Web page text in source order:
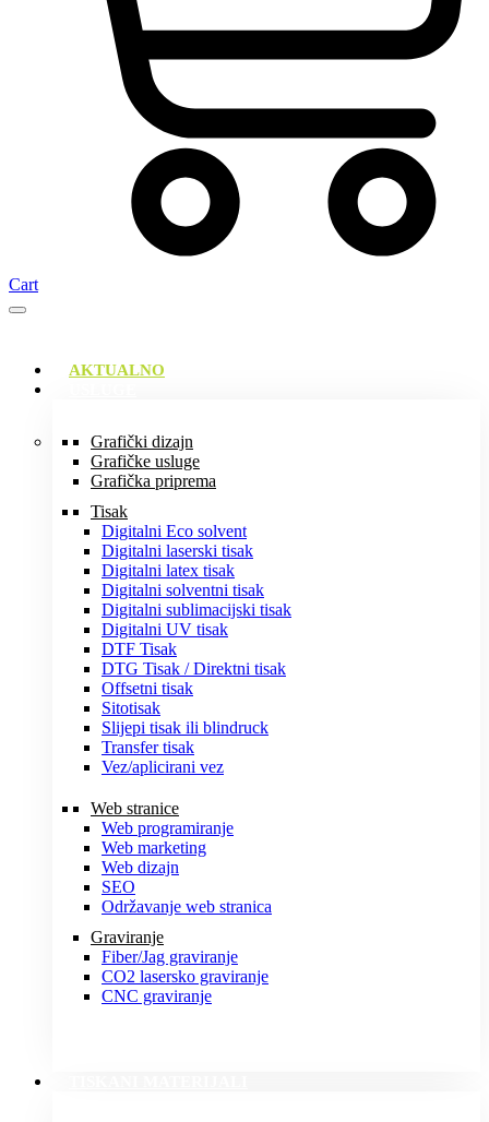
Cart
AKTUALNO
Grafički dizajn
Grafičke usluge
Grafička priprema
Tisak
Digitalni Eco solvent
Digitalni laserski tisak
Digitalni latex tisak
Digitalni solventni tisak
Digitalni sublimacijski tisak
Digitalni UV tisak
DTF Tisak
DTG Tisak / Direktni tisak
Offsetni tisak
Sitotisak
Slijepi tisak ili blindruck
Transfer tisak
Vez/aplicirani vez
Web stranice
Web programiranje
Web marketing
Web dizajn
SEO
Održavanje web stranica
Graviranje
Fiber/Jag graviranje
CO2 lasersko graviranje
CNC graviranje